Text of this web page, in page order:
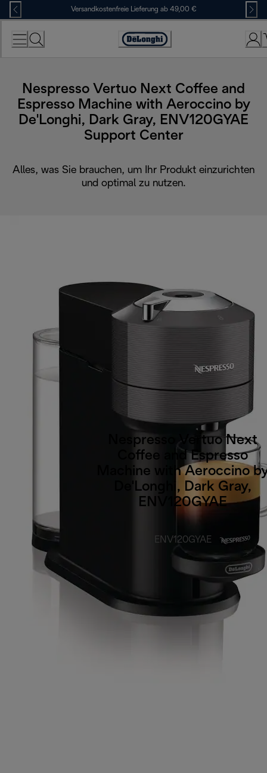
Skip
to
Content
Versandkostenfreie Lieferung ab 49,00 €
Erklärung
Nespresso Vertuo Next Coffee and
Espresso Machine with Aeroccino by
De'Longhi, Dark Gray, ENV120GYAE
Support Center
Alles, was Sie brauchen, um Ihr Produkt einzurichten
und optimal zu nutzen.
Nespresso Vertuo Next
Coffee and Espresso
Machine with Aeroccino
De'Longhi, Dark Gray,
ENV120GYAE
ENV120GYAE